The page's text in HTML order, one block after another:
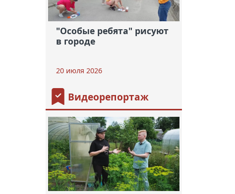
"Особые ребята" рисуют
в городе
20 июля 2026
Видеорепортаж